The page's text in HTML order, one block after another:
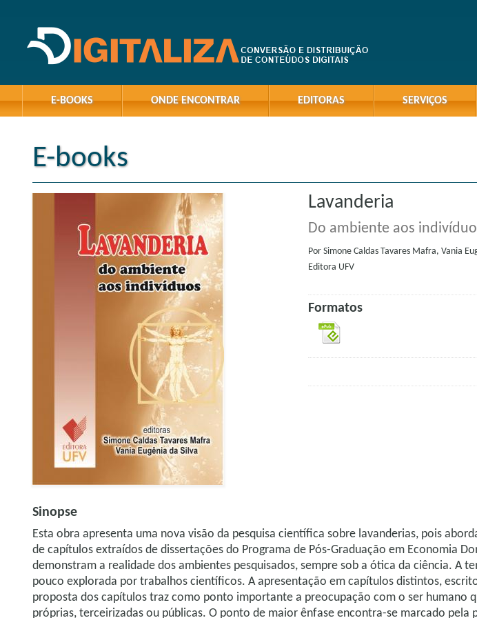
E-BOOKS ONDE ENCONTRAR EDITORAS SERVIÇOS
E-books
Lavanderia
Do ambiente aos
Por Simone Caldas Tavares Mafra, Vania
Editora UFV
Formatos
Sinopse
Esta obra apresenta uma nova visão da pesquisa científica sobre lavanderias, pois
de capítulos extraídos de dissertações do Programa de Pós-Graduação em Economia
demonstram a realidade dos ambientes pesquisados, sempre sob a ótica da ciência. A
pouco explorada por trabalhos científicos. A apresentação em capítulos distintos,
proposta dos capítulos traz como ponto importante a preocupação com o ser humano
próprias, terceirizadas ou públicas. O ponto de maior ênfase encontra-se marcado